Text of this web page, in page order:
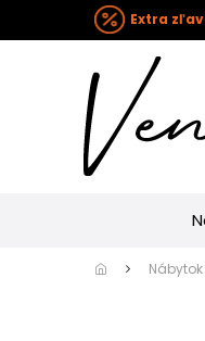
Extra
Nábytok